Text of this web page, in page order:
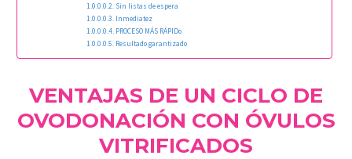
Sin listas de espera
Inmediatez
PROCESO MÁS RÁPIDo
Resultado garantizado
VENTAJAS DE UN CICLO DE
OVODONACIÓN CON ÓVULOS
VITRIFICADOS